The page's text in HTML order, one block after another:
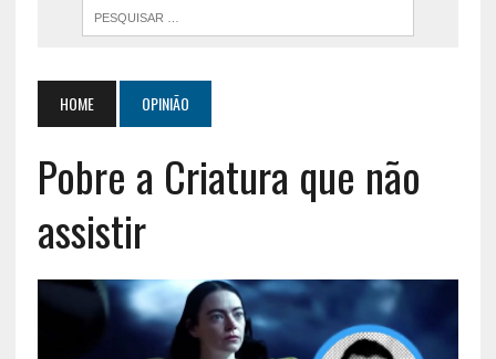
HOME OPINIÃO
Pobre a Criatura que não
assistir